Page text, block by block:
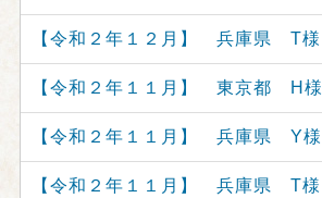
【令和２年１２月】 兵庫県 T様
【令和２年１１月】 東京都 H様
【令和２年１１月】 兵庫県 Y様
【令和２年１１月】 兵庫県 T様